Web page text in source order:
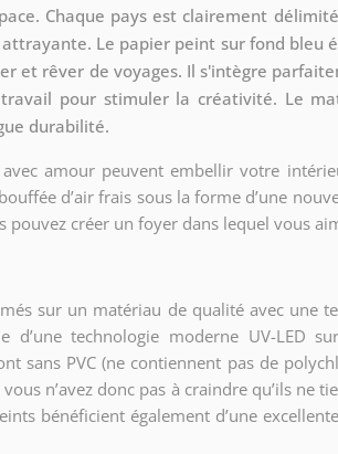
Chaque pays est clairement
Le papier peint sur fond bleu
et rêver de voyages. Il s'intègre
pour stimuler la créativité. Le
durabilité.
amour peuvent embellir votre
d’air frais sous la forme d’une
pouvez créer un foyer dans lequel vous
sur un matériau de qualité avec une
d’une technologie moderne UV-LED
sans PVC (ne contiennent pas de
n’avez donc pas à craindre qu’ils ne
bénéficient également d’une